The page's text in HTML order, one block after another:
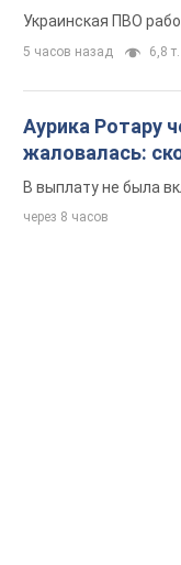
Украинская ПВО
5 часов назад 6,8 т.
Аурика Ротару
жаловалась:
В выплату не была
через 8 часов